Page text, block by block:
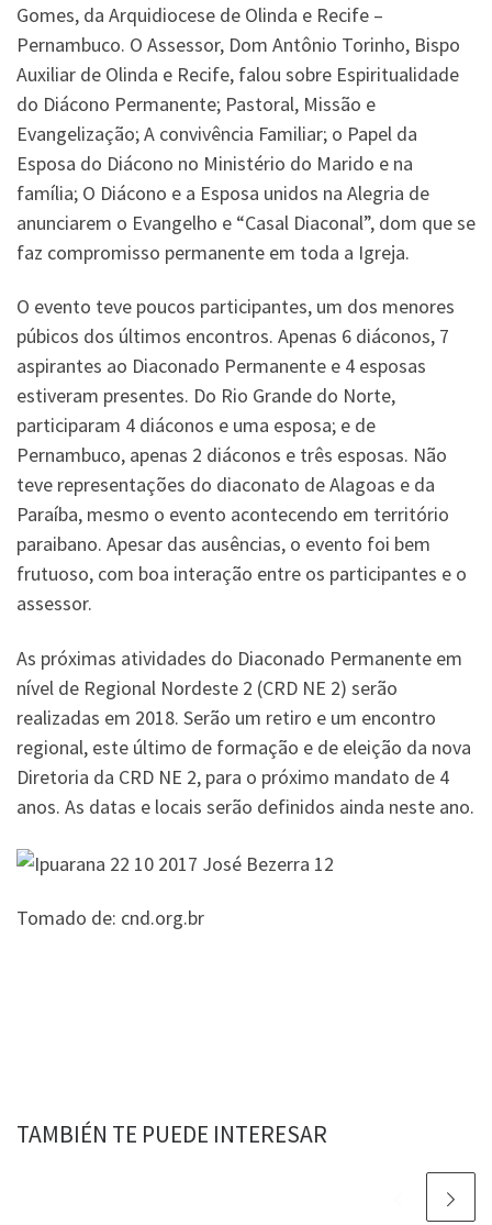
Gomes, da Arquidiocese de Olinda e Recife –
Pernambuco. O Assessor, Dom Antônio Torinho, Bispo
Auxiliar de Olinda e Recife, falou sobre Espiritualidade
do Diácono Permanente; Pastoral, Missão e
Evangelização; A convivência Familiar; o Papel da
Esposa do Diácono no Ministério do Marido e na
família; O Diácono e a Esposa unidos na Alegria de
anunciarem o Evangelho e “Casal Diaconal”, dom que se
faz compromisso permanente em toda a Igreja.
O evento teve poucos participantes, um dos menores
púbicos dos últimos encontros. Apenas 6 diáconos, 7
aspirantes ao Diaconado Permanente e 4 esposas
estiveram presentes. Do Rio Grande do Norte,
participaram 4 diáconos e uma esposa; e de
Pernambuco, apenas 2 diáconos e três esposas. Não
teve representações do diaconato de Alagoas e da
Paraíba, mesmo o evento acontecendo em território
paraibano. Apesar das ausências, o evento foi bem
frutuoso, com boa interação entre os participantes e o
assessor.
As próximas atividades do Diaconado Permanente em
nível de Regional Nordeste 2 (CRD NE 2) serão
realizadas em 2018. Serão um retiro e um encontro
regional, este último de formação e de eleição da nova
Diretoria da CRD NE 2, para o próximo mandato de 4
anos. As datas e locais serão definidos ainda neste ano.
Tomado de: cnd.org.br
TAMBIÉN TE PUEDE INTERESAR